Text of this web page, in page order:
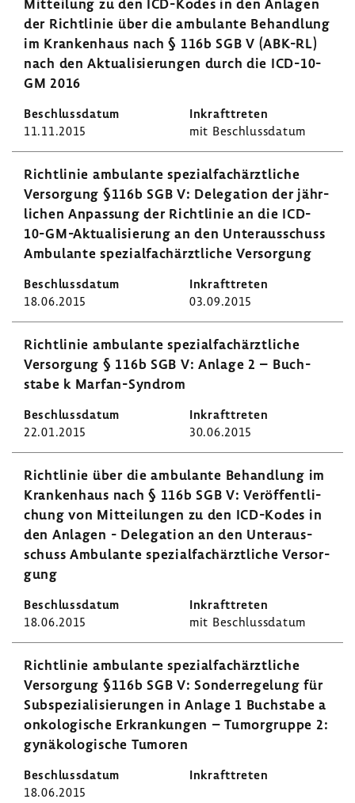
Mittei­lung zu den ICD-​Kodes in den Anlagen
der Richt­linie über die ambu­lante Behand­lung
im Kran­ken­haus nach § 116b SGB V (ABK-RL)
nach den Aktua­li­sie­rungen durch die ICD-​10-
GM 2016
11.11.2015 mit Beschluss­datum
Richt­linie ambu­lante spezi­al­fach­ärzt­liche
Versor­gung §116b SGB V: Dele­ga­tion der jähr­
li­chen Anpas­sung der Richt­linie an die ICD-​
10-GM-Aktualisierung an den Unter­aus­schuss
Ambu­lante spezi­al­fach­ärzt­liche Versor­gung
18.06.2015 03.09.2015
Richt­linie ambu­lante spezi­al­fach­ärzt­liche
Versor­gung § 116b SGB V: Anlage 2 – Buch­
stabe k Marfan-​Syndrom
22.01.2015 30.06.2015
Richt­linie über die ambu­lante Behand­lung im
Kran­ken­haus nach § 116b SGB V: Veröf­fent­li­
chung von Mittei­lungen zu den ICD-​Kodes in
den Anlagen - Dele­ga­tion an den Unter­aus­
schuss Ambu­lante spezi­al­fach­ärzt­liche Versor­
gung
18.06.2015 mit Beschluss­datum
Richt­linie ambu­lante spezi­al­fach­ärzt­liche
Versor­gung §116b SGB V: Sonder­re­ge­lung für
Subspe­zia­li­sie­rungen in Anlage 1 Buch­stabe a
onko­lo­gi­sche Erkran­kungen – Tumor­gruppe 2:
gynä­ko­lo­gi­sche Tumoren
18.06.2015